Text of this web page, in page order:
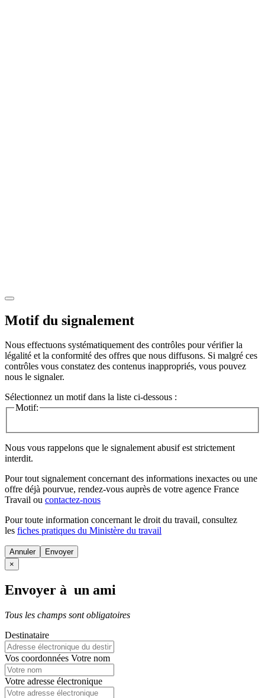
Motif du signalement
Nous effectuons systématiquement des contrôles pour vérifier la
légalité et la conformité des offres que nous diffusons. Si malgré ces
contrôles vous constatez des contenus inappropriés, vous pouvez
nous le signaler.
Sélectionnez un motif dans la liste ci-dessous :
Motif:
Nous vous rappelons que le signalement abusif est strictement
interdit.
Pour tout signalement concernant des informations inexactes ou une
offre déjà pourvue, rendez-vous auprès de votre agence France
Travail ou contactez-nous
Pour toute information concernant le droit du travail, consultez
les fiches pratiques du Ministère du travail
Annuler
×
Envoyer à un ami
Tous les champs sont obligatoires
Destinataire
Vos coordonnées Votre nom
Votre adresse électronique